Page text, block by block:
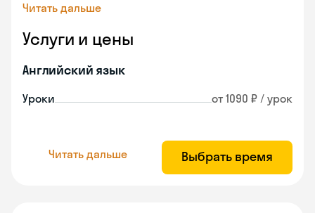
Читать дальше
Услуги и цены
Английский язык
Уроки от 1090 ₽ / урок
Читать дальше Выбрать время